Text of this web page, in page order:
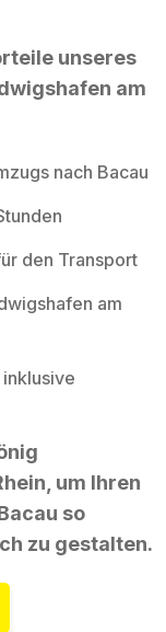
unseres
am
nach Bacau
den Transport
am
um Ihren
so
zu gestalten.